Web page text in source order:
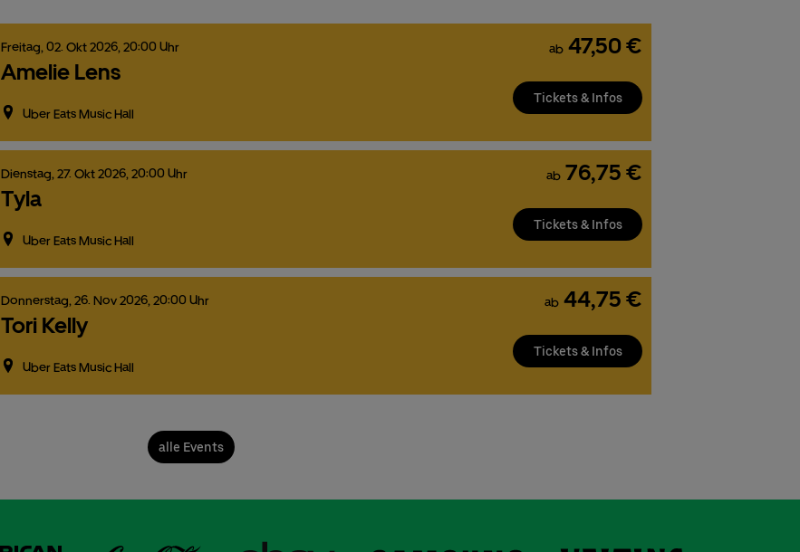
Freitag, 02. Okt2026, 20:00 Uhr
Amelie Lens
Uber Eats Music Hall
ab 47,50 €
Tickets & Infos
Dienstag, 27. Okt2026, 20:00 Uhr
Tyla
Uber Eats Music Hall
ab 76,75 €
Tickets & Infos
Donnerstag, 26. Nov2026, 20:00 Uhr
Tori Kelly
Uber Eats Music Hall
ab 44,75 €
Tickets & Infos
alle Events